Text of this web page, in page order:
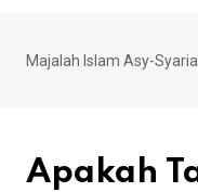
Majalah Islam Asy-
Apakah